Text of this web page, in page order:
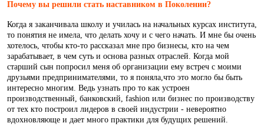
Почему вы решили стать наставником в Поколении?
Когда я заканчивала школу и училась на начальных курсах института,
то понятия не имела, что делать хочу и с чего начать. И мне бы очень
хотелось, чтобы кто-то рассказал мне про бизнесы, кто на чем
зарабатывает, в чем суть и основа разных отраслей. Когда мой
старший сын попросил меня об организации ему встреч с моими
друзьями предпринимателями, то я поняла,что это могло бы быть
интересно многим. Ведь узнать про то как устроен
производственный, банковский, fashion или бизнес по производству
от тех кто построил лидеров в своей индустрии - невероятно
вдохновляюще и дает много практики для будущих решений.